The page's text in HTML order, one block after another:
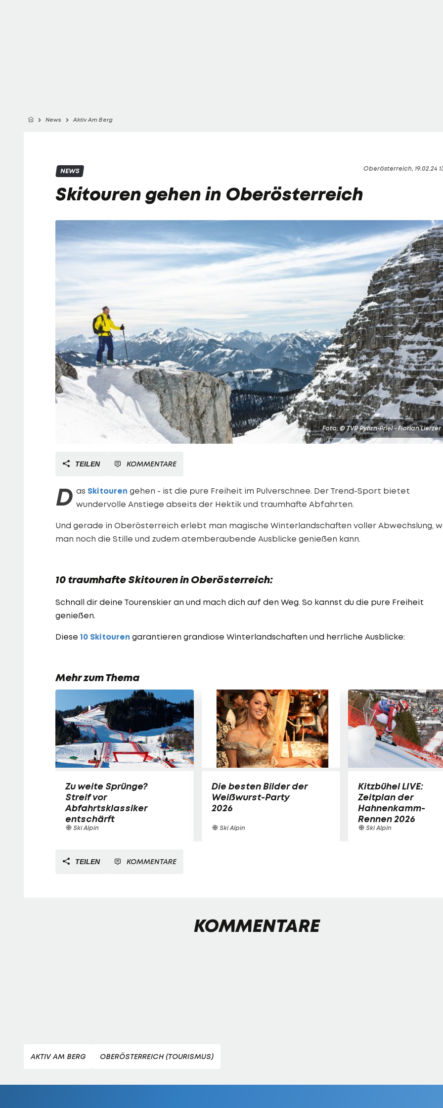
News Aktiv Am Berg
Oberösterreich, 19.02.24
NEWS
Skitouren gehen in Oberösterreich
Foto: © TVB Pyhrn-Priel - Florian Lierzer
TEILEN KOMMENTARE
D as Skitouren gehen - ist die pure Freiheit im Pulverschnee. Der Trend-Sport bietet
wundervolle Anstiege abseits der Hektik und traumhafte Abfahrten.
Und gerade in Oberösterreich erlebt man magische Winterlandschaften voller Abwechslung,
man noch die Stille und zudem atemberaubende Ausblicke genießen kann.
10 traumhafte Skitouren in Oberösterreich:
Schnall dir deine Tourenskier an und mach dich auf den Weg. So kannst du die pure Freiheit
genießen.
Diese 10 Skitouren garantieren grandiose Winterlandschaften und herrliche Ausblicke:
Mehr zum Thema
Zu weite Sprünge?
Streif vor
Abfahrtsklassiker
entschärft
Ski Alpin
Die besten Bilder der
Weißwurst-Party
2026
Ski Alpin
Kitzbühel LIVE:
Zeitplan der
Hahnenkamm-
Rennen 2026
Ski Alpin
TEILEN KOMMENTARE
KOMMENTARE
AKTIV AM BERG OBERÖSTERREICH (TOURISMUS)